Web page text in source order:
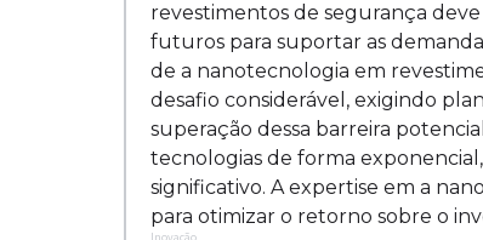
revestimentos de segurança
futuros para suportar as
de a nanotecnologia em
desafio considerável, exigindo
superação dessa barreira
tecnologias de forma
significativo. A expertise em a
para otimizar o retorno sobre o